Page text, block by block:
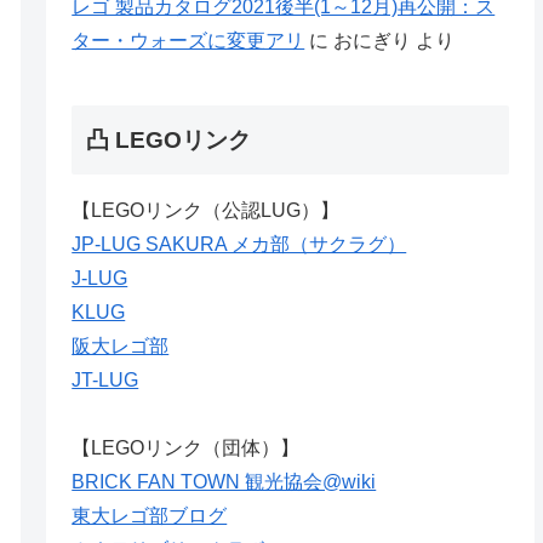
レゴ 製品カタログ2021後半(1～12月)再公開：ス
ター・ウォーズに変更アリ に おにぎり より
凸 LEGOリンク
【LEGOリンク（公認LUG）】
JP-LUG SAKURA メカ部（サクラグ）
J-LUG
KLUG
阪大レゴ部
JT-LUG
【LEGOリンク（団体）】
BRICK FAN TOWN 観光協会@wiki
東大レゴ部ブログ